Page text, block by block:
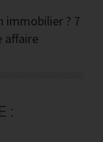
un bien
immobilier ? 7
affaire
: